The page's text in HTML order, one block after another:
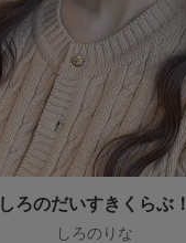
しろのだいすきくらぶ！
しろのりな